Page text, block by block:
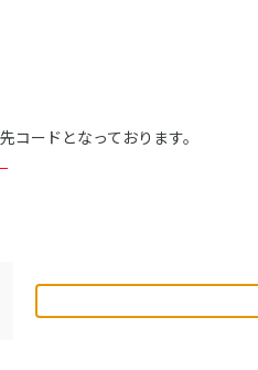
ードとなっております。